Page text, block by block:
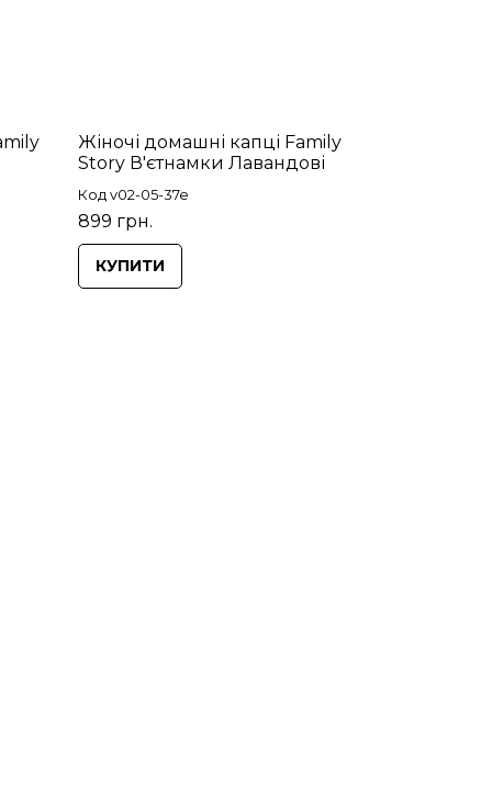
Жіночі домашні капці Family
Story В'єтнамки Лавандові
Код v02-05-37e
899 грн.
КУПИТИ